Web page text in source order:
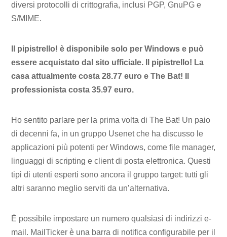
diversi protocolli di crittografia, inclusi PGP, GnuPG e
S/MIME.
Il pipistrello! è disponibile solo per Windows e può
essere acquistato dal sito ufficiale. Il pipistrello! La
casa attualmente costa 28.77 euro e The Bat! Il
professionista costa 35.97 euro.
Ho sentito parlare per la prima volta di The Bat! Un paio
di decenni fa, in un gruppo Usenet che ha discusso le
applicazioni più potenti per Windows, come file manager,
linguaggi di scripting e client di posta elettronica. Questi
tipi di utenti esperti sono ancora il gruppo target: tutti gli
altri saranno meglio serviti da un’alternativa.
È possibile impostare un numero qualsiasi di indirizzi e-
mail. MailTicker è una barra di notifica configurabile per il